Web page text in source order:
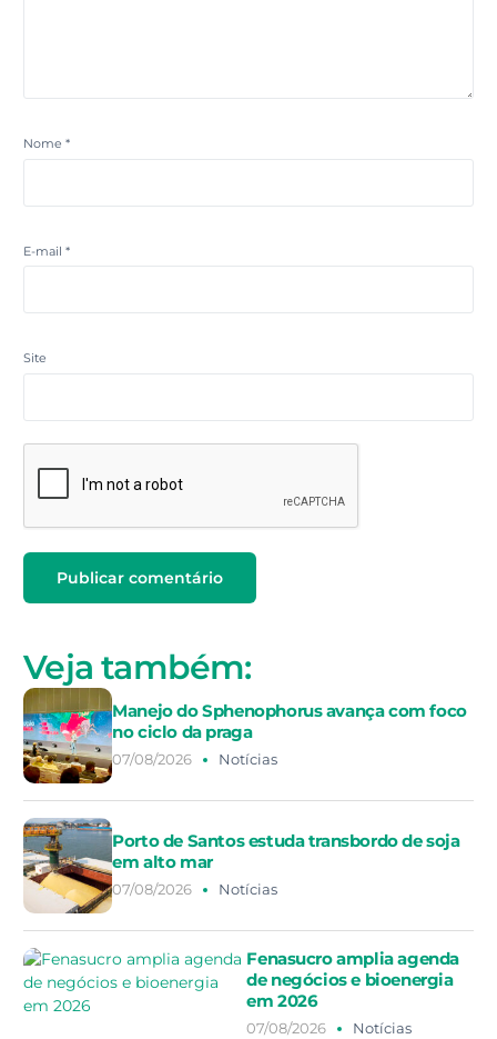
Nome*
E-mail*
Site
Veja também:
Manejo do Sphenophorus avança com foco
no ciclo da praga
07/08/2026 Notícias
Porto de Santos estuda transbordo de soja
em alto mar
07/08/2026 Notícias
Fenasucro amplia agenda
de negócios e bioenergia
em 2026
07/08/2026 Notícias